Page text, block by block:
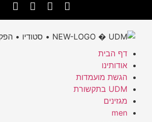
דף הבית
אודותינו
הגשת מועמדות
UDM בתקשורת
מגזינים
men